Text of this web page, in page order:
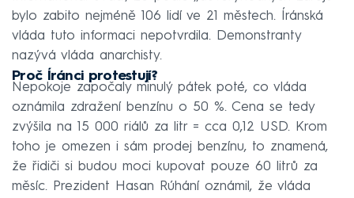
bylo zabito nejméně 106 lidí ve 21 městech. Íránská
vláda tuto informaci nepotvrdila. Demonstranty
nazývá vláda anarchisty.
Proč Íránci protestují?
Nepokoje započaly minulý pátek poté, co vláda
oznámila zdražení benzínu o 50 %. Cena se tedy
zvýšila na 15 000 riálů za litr = cca 0,12 USD. Krom
toho je omezen i sám prodej benzínu, to znamená,
že řidiči si budou moci kupovat pouze 60 litrů za
měsíc. Prezident Hasan Rúhání oznámil, že vláda